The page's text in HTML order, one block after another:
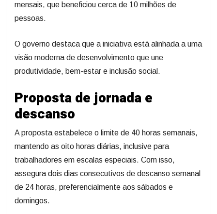
mensais, que beneficiou cerca de 10 milhões de
pessoas.
O governo destaca que a iniciativa está alinhada a uma
visão moderna de desenvolvimento que une
produtividade, bem-estar e inclusão social.
Proposta de jornada e
descanso
A proposta estabelece o limite de 40 horas semanais,
mantendo as oito horas diárias, inclusive para
trabalhadores em escalas especiais. Com isso,
assegura dois dias consecutivos de descanso semanal
de 24 horas, preferencialmente aos sábados e
domingos.